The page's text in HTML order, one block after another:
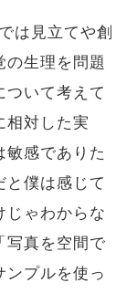
は見立てや創
生理を問題
ついて考えて
相対した実
感でありた
と僕は感じて
じゃわからな
写真を空間で
ンプルを使っ